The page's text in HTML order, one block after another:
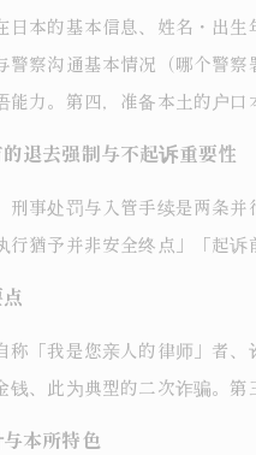
日本的基本信息、姓名・出
警察沟通基本情况（哪个警
能力。第四，准备本土的户
退去强制与不起诉重要性
刑事处罚与入管手续是两条
行猶予并非安全终点」「起
称「我是您亲人的律师」者
钱、此为典型的二次诈骗。
本所特色